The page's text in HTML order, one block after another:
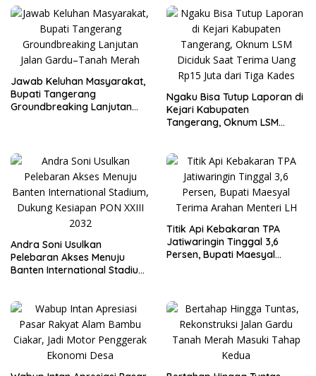
Jawab Keluhan Masyarakat,
Bupati Tangerang
Groundbreaking Lanjutan
Ngaku Bisa Tutup Laporan di
Kejari Kabupaten
Tangerang, Oknum LSM
Andra Soni Usulkan
Pelebaran Akses Menuju
Banten International Stadium,
Titik Api Kebakaran TPA
Jatiwaringin Tinggal 3,6
Persen, Bupati Maesyal